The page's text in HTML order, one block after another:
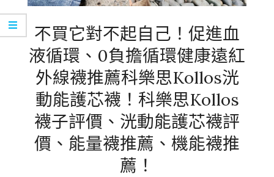
不買它對不起自己！促進血
液循環、0負擔循環健康遠紅
外線襪推薦科樂思Kollos洸
動能護芯襪！科樂思Kollos
襪子評價、洸動能護芯襪評
價、能量襪推薦、機能襪推
薦！